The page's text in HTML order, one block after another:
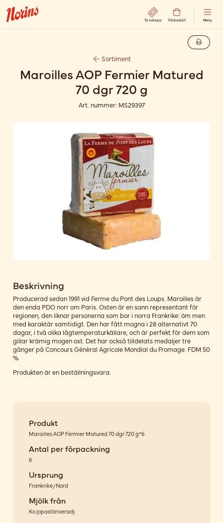
Ta kölapp Förbeställ Meny
Sortiment
Maroilles AOP Fermier Matured
70 dgr 720 g
Art. nummer: MS29397
Beskrivning
Producerad sedan 1991 vid Ferme du Pont des Loups. Maroilles är
den enda PDO norr om Paris. Osten är en sann representant för
regionen, den liknar personerna som bor i norra Frankrike: öm men
med karaktär samtidigt. Den har fått mogna i 28 alternativt 70
dagar, i två olika lågtemperaturkällare, och är perfekt för dem som
gillar krämig mogen ost. Det har också tilldelats medaljer tre
gånger på Concours Génèral Agricole Mondial du Fromage. FDM 50
%
Produkten är en beställningsvara.
Produkt
Maroilles AOP Fermier Matured 70 dgr 720 g*6
Antal per förpackning
6
Ursprung
Frankrike/Nord
Mjölk från
Ko(opastöriserad)